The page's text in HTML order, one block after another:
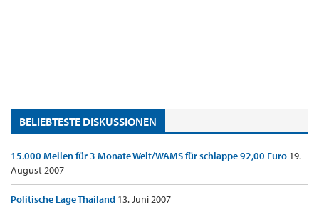
BELIEBTESTE DISKUSSIONEN
15.000 Meilen für 3 Monate Welt/WAMS für schlappe 92,00 Euro 19.
August 2007
Politische Lage Thailand 13. Juni 2007